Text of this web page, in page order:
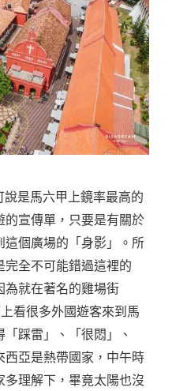
說是馬六甲上鏡率最高的
的宣傳單，只要是有關於
這個廣場的「身影」。所
完全不可能錯過這裡的
為就在著名的雞場街
上看很多外國遊客來到馬
踩雷」、「很悶」、
西亞是熱帶國家，中午時
多理解下，畢竟太陽也沒